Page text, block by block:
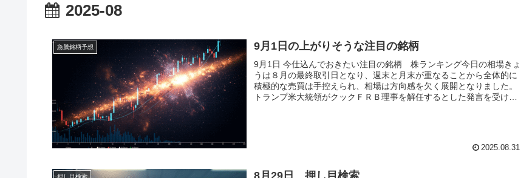
2025-08
急騰銘柄予想 9月1日の上がりそうな注目の銘柄
9月1日 今仕込んでおきたい注目の銘柄 株ランキング今日の相場きょ
うは８月の最終取引日となり、週末と月末が重なることから全体的に
積極的な売買は手控えられ、相場は方向感を欠く展開となりました。
トランプ米大統領がクックＦＲＢ理事を解任するとした発言を受け
2025.08.31
8月29日 押し目検索